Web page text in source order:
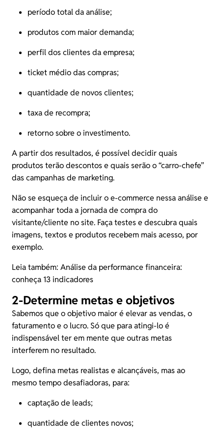
período total da análise;
produtos com maior demanda;
perfil dos clientes da empresa;
ticket médio das compras;
quantidade de novos clientes;
taxa de recompra;
retorno sobre o investimento.
A partir dos resultados, é possível decidir quais
produtos terão descontos e quais serão o “carro-chefe”
das campanhas de marketing.
Não se esqueça de incluir o e-commerce nessa análise e
acompanhar toda a jornada de compra do
visitante/cliente no site. Faça testes e descubra quais
imagens, textos e produtos recebem mais acesso, por
exemplo.
Leia também: Análise da performance financeira:
conheça 13 indicadores
2-Determine metas e objetivos
Sabemos que o objetivo maior é elevar as vendas, o
faturamentoe o lucro. Só que para atingi-lo é
indispensável ter em mente que outras metas
interferem no resultado.
Logo, defina metas realistas e alcançáveis, mas ao
mesmo tempo desafiadoras, para:
captação de leads;
quantidade de clientes novos;